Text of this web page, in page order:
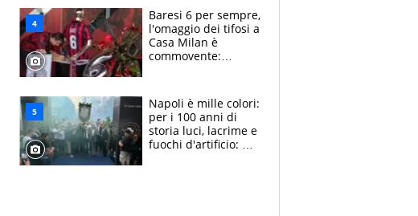
circondati
dall'affetto dei tifosi
Baresi 6 per sempre,
l'omaggio dei tifosi a
Casa Milan è
commovente:
bigliettini
Napoli è mille colori:
per i 100 anni di
storia luci, lacrime e
fuochi d'artificio: De